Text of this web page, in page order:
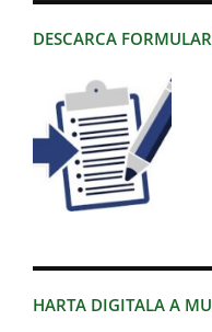
DESCARCA
HARTA DIGITALA A